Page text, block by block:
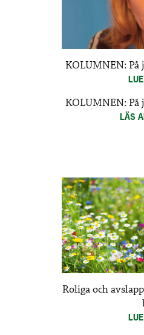
KOLUMNEN:
KOLUMNEN:
LÄS
Roliga och